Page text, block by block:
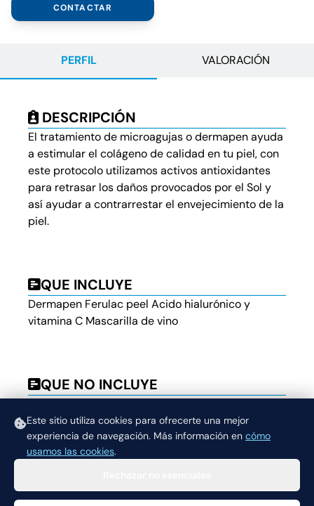
Este sitio utiliza cookies para ofrecerte una mejor
experiencia de navegación. Más información en cómo
usamos las cookies.
CONTACTAR
PERFIL VALORACIÓN
DESCRIPCIÓN
El tratamiento de microagujas o dermapen ayuda
a estimular el colágeno de calidad en tu piel, con
este protocolo utilizamos activos antioxidantes
para retrasar los daños provocados por el Sol y
así ayudar a contrarrestar el envejecimiento de la
piel.
QUE INCLUYE
Dermapen Ferulac peel Acido hialurónico y
vitamina C Mascarilla de vino
QUE NO INCLUYE
para acné. Recomendado agendar previamente
una limpieza profunda individual.